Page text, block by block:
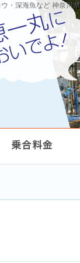
・深海魚など 神奈川